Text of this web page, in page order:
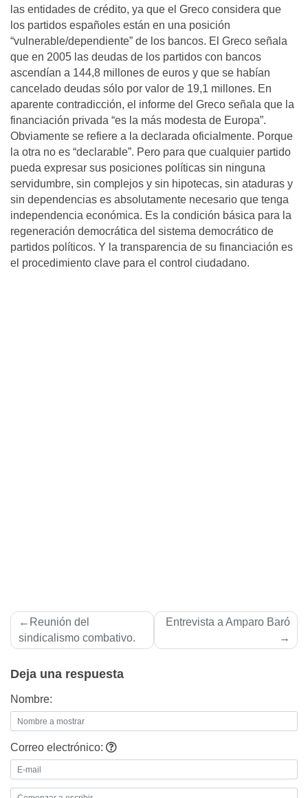
las entidades de crédito, ya que el Greco considera que
los partidos españoles están en una posición
“vulnerable/dependiente” de los bancos. El Greco señala
que en 2005 las deudas de los partidos con bancos
ascendían a 144,8 millones de euros y que se habían
cancelado deudas sólo por valor de 19,1 millones. En
aparente contradicción, el informe del Greco señala que la
financiación privada “es la más modesta de Europa”.
Obviamente se refiere a la declarada oficialmente. Porque
la otra no es “declarable”. Pero para que cualquier partido
pueda expresar sus posiciones políticas sin ninguna
servidumbre, sin complejos y sin hipotecas, sin ataduras y
sin dependencias es absolutamente necesario que tenga
independencia económica. Es la condición básica para la
regeneración democrática del sistema democrático de
partidos políticos. Y la transparencia de su financiación es
el procedimiento clave para el control ciudadano.
Navegación
de
Reunión del
sindicalismo combativo.
Entrevista a Amparo Baró
Deja una respuesta
Nombre:
Correo electrónico: